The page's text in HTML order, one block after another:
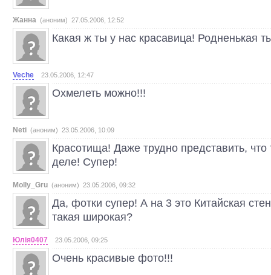
Жанна (аноним) 27.05.2006, 12:52
Какая ж ты у нас красавица! Родненькая
Veche 23.05.2006, 12:47
Охмелеть можно!!!
Neti (аноним) 23.05.2006, 10:09
Красотища! Даже трудно представить, что
деле! Супер!
Molly_Gru (аноним) 23.05.2006, 09:32
Да, фотки супер! А на 3 это Китайская
такая широкая?
Юлія0407 23.05.2006, 09:25
Очень красивые фото!!!